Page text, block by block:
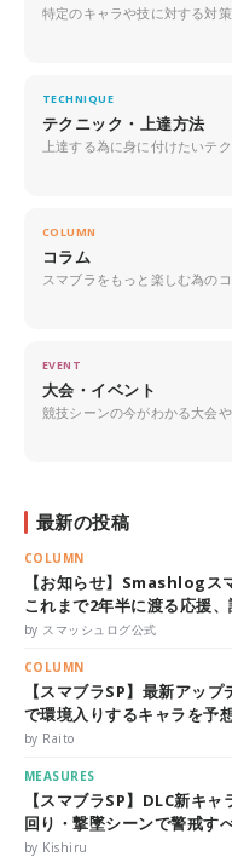
特定のキャラや技に対する対
TECHNIQUE
テクニック・上達方法
上達する為に身に付けたいテ
COLUMN
コラム
スマブラをもっと楽しむ為の
EVENT
大会・イベント
競技シーンの今がわかる大会
最新の投稿
COLUMN
【お知らせ】Smashlogス
これまで2年半に渡る応援
by スマッシュログ公式
COLUMN
【スマブラSP】最新アッ
で環境入りするキャラを予
by Raito
MEASURES
【スマブラSP】DLC新キ
回り・撃墜シーンで警戒す
by Kishiru